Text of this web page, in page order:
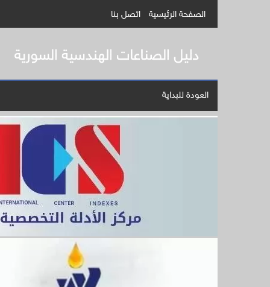
الصفحة الرئيسية اتصل بنا
العودة للبداية